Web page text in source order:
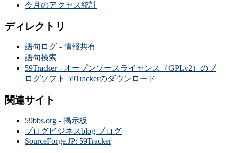
今月のアクセス統計
ディレクトリ
語句ログ - 情報共有
語句検索
59Tracker - オープンソースライセンス（GPLv2）のブ
ログソフト 59Trackerのダウンロード
関連サイト
59bbs.org - 掲示板
ブログビジネスblog ブログ
SourceForge.JP: 59Tracker